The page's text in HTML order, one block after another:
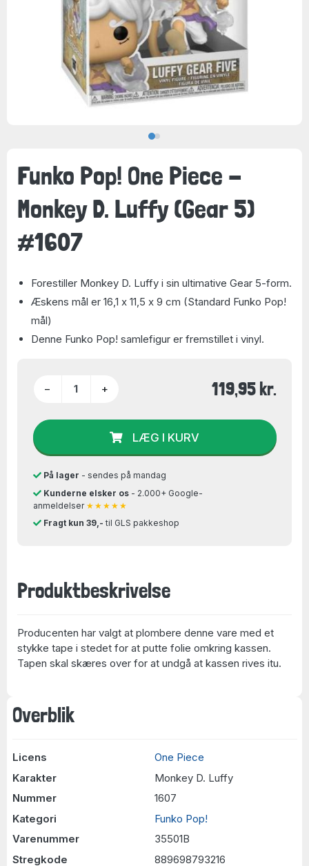
Overblik
Licens
One Piece
Karakter
Monkey D. Luffy
Nummer
1607
Kategori
Funko Pop!
Varenummer
35501B
Stregkode
889698793216
Funko Pop! One Piece -
Monkey D. Luffy (Gear 5)
#1607
Forestiller Monkey D. Luffy i sin ultimative Gear 5-form.
Æskens mål er 16,1 x 11,5 x 9 cm (Standard Funko Pop!
mål)
Denne Funko Pop! samlefigur er fremstillet i vinyl.
− + 119,95 kr.
LÆG I KURV
På lager - sendes på mandag
Kunderne elsker os- 2.000+ Google-
anmeldelser ★★★★★
Fragt kun 39,- til GLS pakkeshop
Produktbeskrivelse
Producenten har valgt at plombere denne vare med et
stykke tape i stedet for at putte folie omkring kassen.
Tapen skal skæres over for at undgå at kassen rives itu.